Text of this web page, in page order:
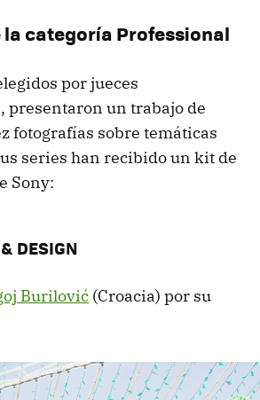
la categoría Professional
por jueces
presentaron un trabajo de
fotografías sobre temáticas
series han recibido un kit de
Sony:
DESIGN
Burilović (Croacia) por su